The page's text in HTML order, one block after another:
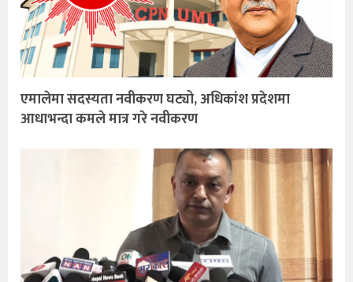
एमालेमा सदस्यता नवीकरण घट्यो, अधिकांश प्रदेशमा
आधाभन्दा कमले मात्र गरे नवीकरण